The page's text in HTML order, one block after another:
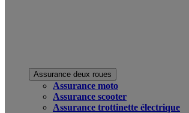
Assurance deux roues
Assurance moto
Assurance scooter
Assurance trottinette électrique